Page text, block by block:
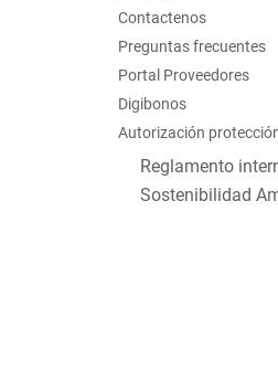
Contactenos
Preguntas frecuentes
Portal Proveedores
Digibonos
Autorización
Reglamento
Sostenibilidad